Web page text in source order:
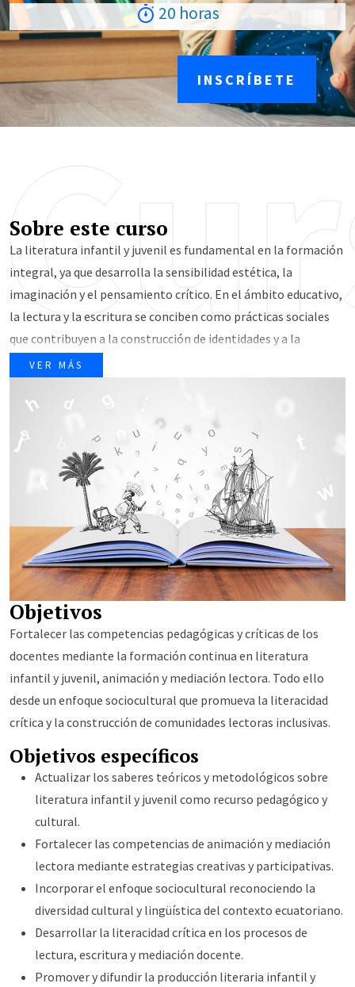
20 horas
INSCRÍBETE
Sobre este curso
La literatura infantil y juvenil es fundamental en la formación
integral, ya que desarrolla la sensibilidad estética, la
imaginación y el pensamiento crítico. En el ámbito educativo,
la lectura y la escritura se conciben como prácticas sociales
que contribuyen a la construcción de identidades y a la
comprensión de la realidad. La literatura se plantea así como
El curso está dirigido a docentes de Educación Básica y
Bachillerato y se sustenta en un enfoque sociocultural de la
educación literaria. Propone fortalecer la formación docente
a través de la literatura infantil y juvenil, la animación y la
mediación lectora, promoviendo una literacidad crítica,
inclusiva y contextualizada que fomente comunidades
lectoras activas y reflexivas.
VER MÁS
Objetivos
Fortalecer las competencias pedagógicas y críticas de los
docentes mediante la formación continua en literatura
infantil y juvenil, animación y mediación lectora. Todo ello
desde un enfoque sociocultural que promueva la literacidad
crítica y la construcción de comunidades lectoras inclusivas.
Objetivos específicos
Actualizar los saberes teóricos y metodológicos sobre
literatura infantil y juvenil como recurso pedagógico y
cultural.
Fortalecer las competencias de animación y mediación
lectora mediante estrategias creativas y participativas.
Incorporar el enfoque sociocultural reconociendo la
diversidad cultural y lingüística del contexto ecuatoriano.
Desarrollar la literacidad crítica en los procesos de
lectura, escritura y mediación docente.
Promover y difundir la producción literaria infantil y